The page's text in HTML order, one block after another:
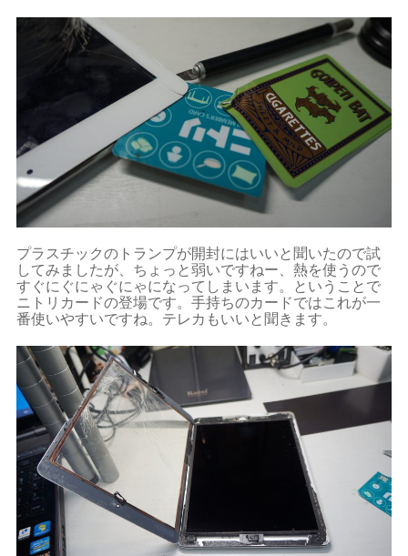
プラスチックのトランプが開封にはいいと聞いたので試
してみましたが、ちょっと弱いですねー、熱を使うので
すぐにぐにゃぐにゃになってしまいます。ということで
ニトリカードの登場です。手持ちのカードではこれが一
番使いやすいですね。テレカもいいと聞きます。